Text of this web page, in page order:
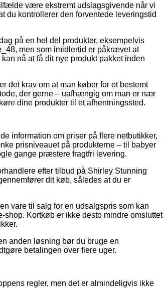
være ekstremt udslagsgivende når vi
du kontrollerer den forventede leveringstid
på en hel del produkter, eksempelvis
men som imidlertid er påkrævet at
nå at få dit nye produkt pakket inden
det krav om at man køber for et bestemt
der gerne – uafhængig om man er nær
dine produkter til et afhentningssted.
information om priser på flere netbutikker,
prisniveauet på produkterne – til babyer
gange præstere fragtfri levering.
efter tilbud på Shirley Stunning
dit køb, således at du er
vare til salg for en udsalgspris som kan
Kortkøb er ikke desto mindre omsluttet
anden løsning bør du bruge en
betalingen over flere uger.
regler, men det er almindeligvis ikke